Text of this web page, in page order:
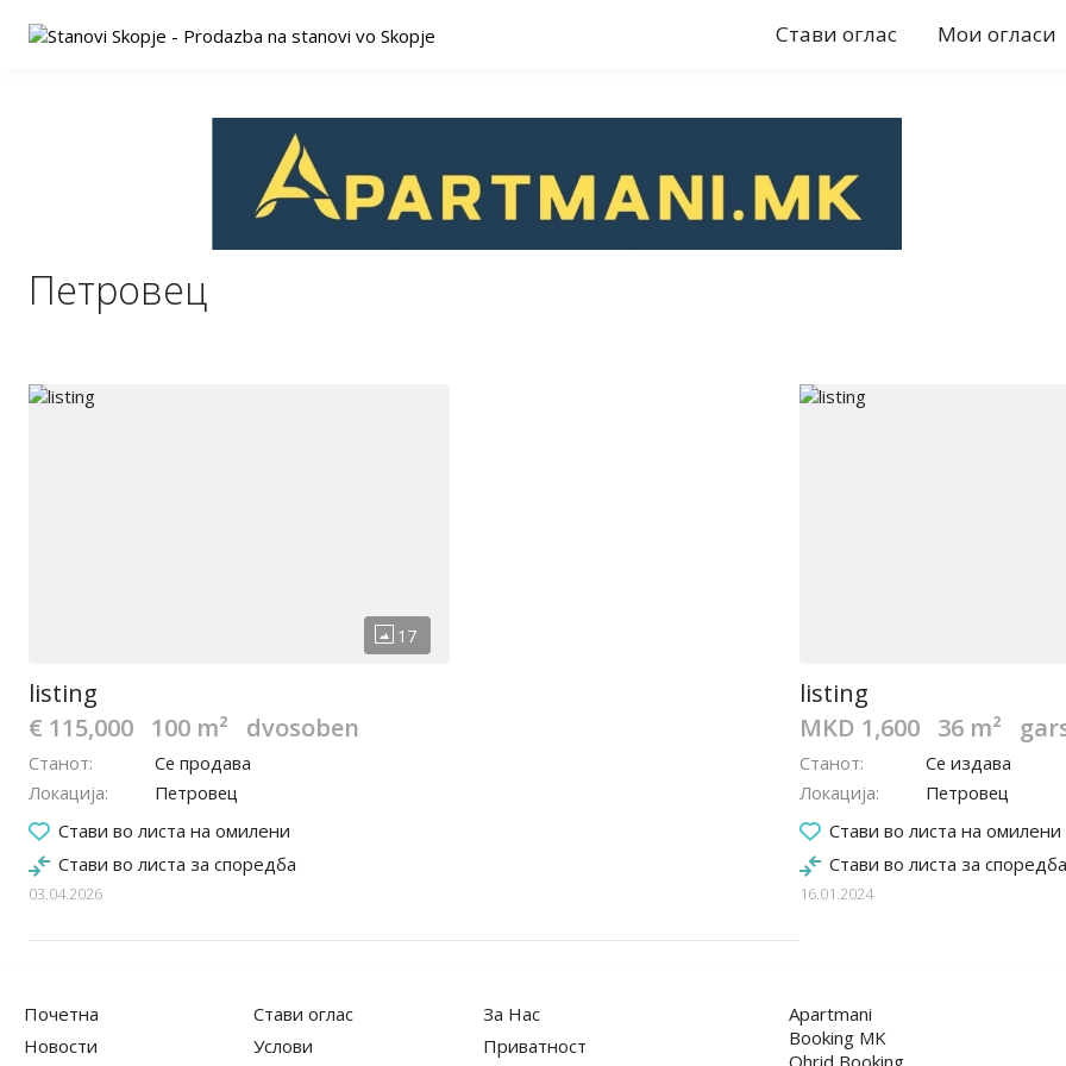
Стави оглас Мои огласи
Петровец
listing
€ 115,000 100 m² dvosoben
Станот
Се продава
Локација
Петровец
Стави во листа на омилени
Стави во листа за споредба
03.04.2026
listing
MKD 1,600 36 m²
Станот
Се издава
Локација
Петровец
Стави во листа на омилени
Стави во листа за споредба
16.01.2024
Почетна Стави оглас
За Нас
Новости
Услови Приватност
Apartmani
Booking MK